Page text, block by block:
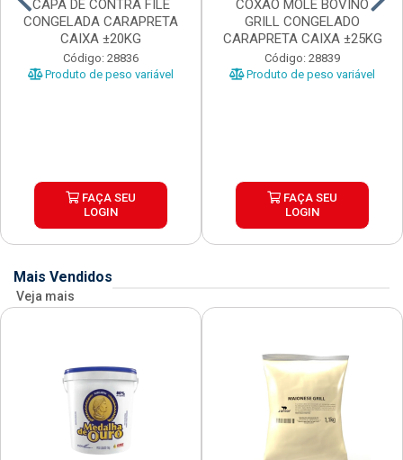
CAPA DE CONTRA FILE
CONGELADA CARAPRETA
CAIXA ±20KG
Código: 28836
Produto de peso variável
FAÇA SEU
LOGIN
COXAO MOLE BOVINO
GRILL CONGELADO
CARAPRETA CAIXA ±25KG
Código: 28839
Produto de peso variável
FAÇA SEU
LOGIN
Mais Vendidos
Veja mais